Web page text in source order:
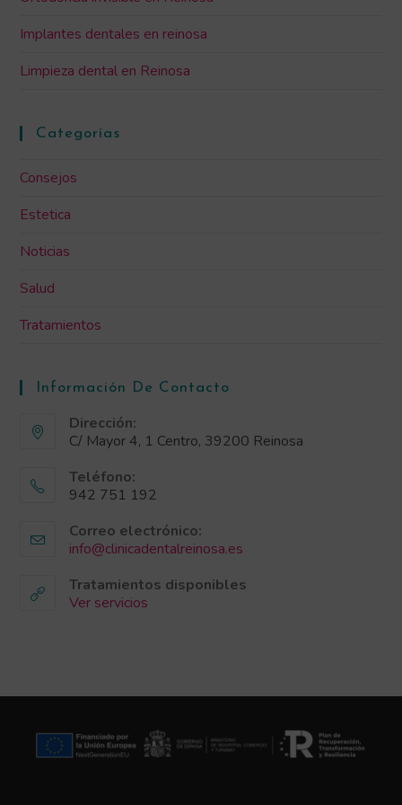
Implantes dentales en reinosa
Limpieza dental en Reinosa
Categorías
Consejos
Estetica
Noticias
Salud
Tratamientos
Información De Contacto
Dirección:
C/ Mayor 4, 1 Centro, 39200 Reinosa
Teléfono:
942 751 192
Correo electrónico:
info@clinicadentalreinosa.es
Tratamientos disponibles
Ver servicios